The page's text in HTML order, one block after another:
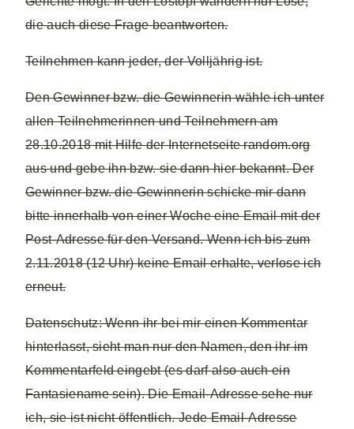
die auch diese Frage beantworten.
Teilnehmen kann jeder, der Volljährig ist.
Den Gewinner bzw. die Gewinnerin wähle ich unter
allen Teilnehmerinnen und Teilnehmern am
28.10.2018 mit Hilfe der Internetseite random.org
aus und gebe ihn bzw. sie dann hier bekannt. Der
Gewinner bzw. die Gewinnerin schicke mir dann
bitte innerhalb von einer Woche eine Email mit der
Post-Adresse für den Versand. Wenn ich bis zum
2.11.2018 (12 Uhr) keine Email erhalte, verlose ich
erneut.
Datenschutz: Wenn ihr bei mir einen Kommentar
hinterlasst, sieht man nur den Namen, den ihr im
Kommentarfeld eingebt (es darf also auch ein
Fantasiename sein). Die Email-Adresse sehe nur
ich, sie ist nicht öffentlich. Jede Email-Adresse